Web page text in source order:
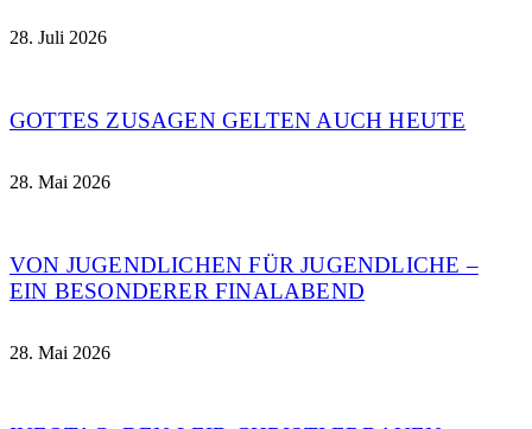
28. Juli 2026
GOTTES ZUSAGEN GELTEN AUCH HEUTE
28. Mai 2026
VON JUGENDLICHEN FÜR JUGENDLICHE –
EIN BESONDERER FINALABEND
28. Mai 2026